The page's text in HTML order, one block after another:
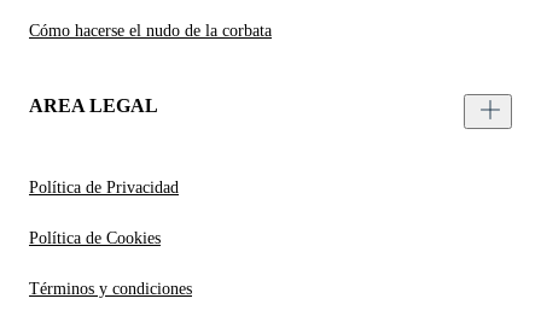
Cómo hacerse el nudo de la corbata
AREA LEGAL
Política de Privacidad
Política de Cookies
Términos y condiciones